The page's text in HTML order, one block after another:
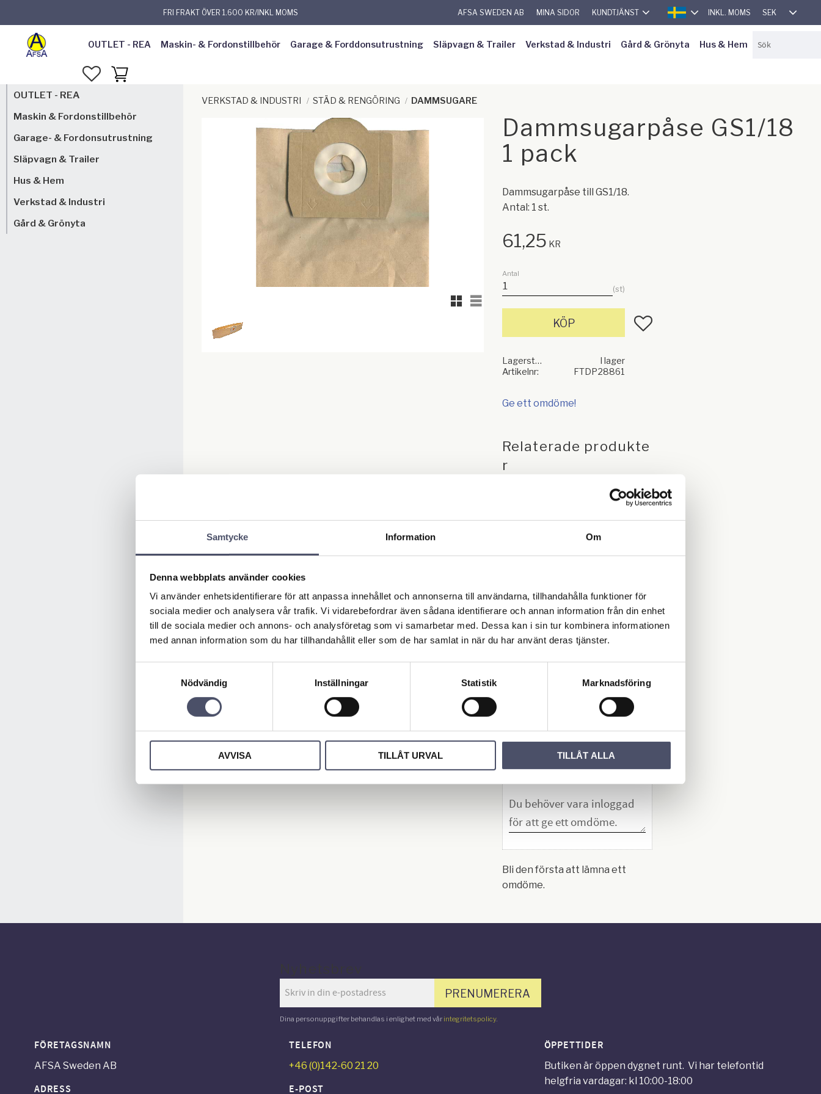
Samtycke Information Om
Denna webbplats använder cookies
Vi använder enhetsidentifierare för att anpassa innehållet och annonserna till användarna, tillhandahålla funktioner för
sociala medier och analysera vår trafik. Vi vidarebefordrar även sådana identifierare och annan information från din enhet
till de sociala medier och annons- och analysföretag som vi samarbetar med. Dessa kan i sin tur kombinera informationen
med annan information som du har tillhandahållit eller som de har samlat in när du har använt deras tjänster.
Nödvändig
Inställningar Statistik Marknadsföring
AVVISA TILLÅT URVAL TILLÅT ALLA
FRI FRAKT ÖVER 1.600 KR/INKL MOMS AFSA SWEDEN AB MINA SIDOR KUNDTJÄNST
SVENSKA
INKL. MOMS SEK
OUTLET - REA Maskin- & Fordonstillbehör Garage & Forddonsutrustning Släpvagn & Trailer Verkstad & Industri Gård & Grönyta Hus & Hem
FAVORITER
KUNDVAGN
VERKSTAD & INDUSTRI STÄD & RENGÖRING DAMMSUGARE
Dammsugarpåse GS1/18
1 pack
Dammsugarpåse till GS1/18.
Antal: 1 st.
Rutnätsvy
Listvy
61,25 KR
Antal
st
KÖP Lägg till i favoriter
Lagerstatus
I lager
Artikelnr
FTDP28861
Ge ett omdöme!
Omdömen
Bli den första att lämna ett
omdöme.
Relaterade produkte
r
8 W&D
Dessa
våt- och
torrdammsuga
re är rikligt
har en kraftig
KR
Lägg till i favoriter
OUTLET - REA
Maskin & Fordonstillbehör
Garage- & Fordonsutrustning
Släpvagn & Trailer
Hus & Hem
Verkstad & Industri
Gård & Grönyta
PRENUMERERA
Dina personuppgifter behandlas i enlighet med vår integritetspolicy.
FÖRETAGSNAMN
AFSA Sweden AB
ADRESS
TELEFON
+46 (0)142-60 21 20
E-POST
ÖPPETTIDER
Butiken är öppen dygnet runt. Vi har telefontid
helgfria vardagar: kl 10:00-18:00